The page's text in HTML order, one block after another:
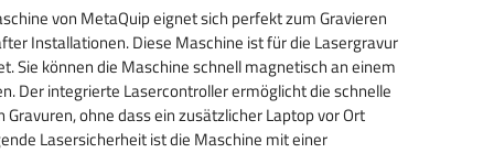
Schnittqualität
Laserworks-Softwareschulung
Schulung der EZCAD-Software
von MetaQuip eignet sich perfekt zum Gravieren
Installationen. Diese Maschine ist für die Lasergravur
Sie können die Maschine schnell magnetisch an einem
Der integrierte Lasercontroller ermöglicht die schnelle
ohne dass ein zusätzlicher Laptop vor Ort
Lasersicherheit ist die Maschine mit einer